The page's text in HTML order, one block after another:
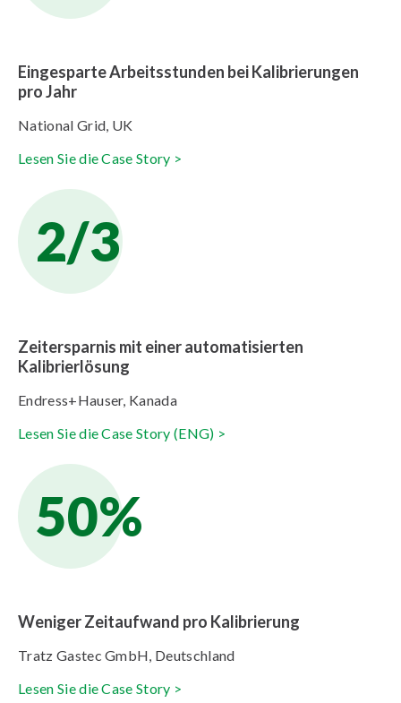
Eingesparte Arbeitsstunden bei Kalibrierungen
pro Jahr
National Grid, UK
Lesen Sie die Case Story >
2/3
Zeitersparnis mit einer automatisierten
Kalibrierlösung
Endress+Hauser, Kanada
Lesen Sie die Case Story (ENG) >
50%
Weniger Zeitaufwand pro Kalibrierung
Tratz Gastec GmbH, Deutschland
Lesen Sie die Case Story >